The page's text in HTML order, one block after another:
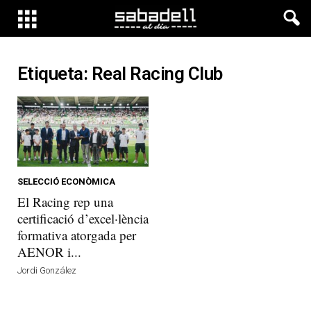
Etiqueta: Real Racing Club
SELECCIÓ ECONÒMICA
El Racing rep una
certificació d’excel·lència
formativa atorgada per
AENOR i...
Jordi González